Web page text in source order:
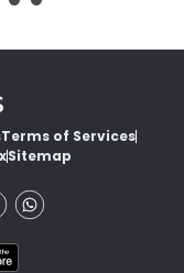
Terms of Services
Sitemap